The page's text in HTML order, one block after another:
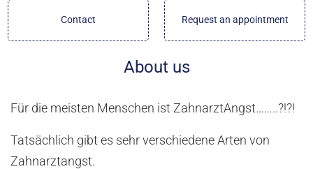
Contact Request an appointment
About us
Für die meisten Menschen ist ZahnarztAngst……..?!?!
Tatsächlich gibt es sehr verschiedene Arten von
Zahnarztangst.